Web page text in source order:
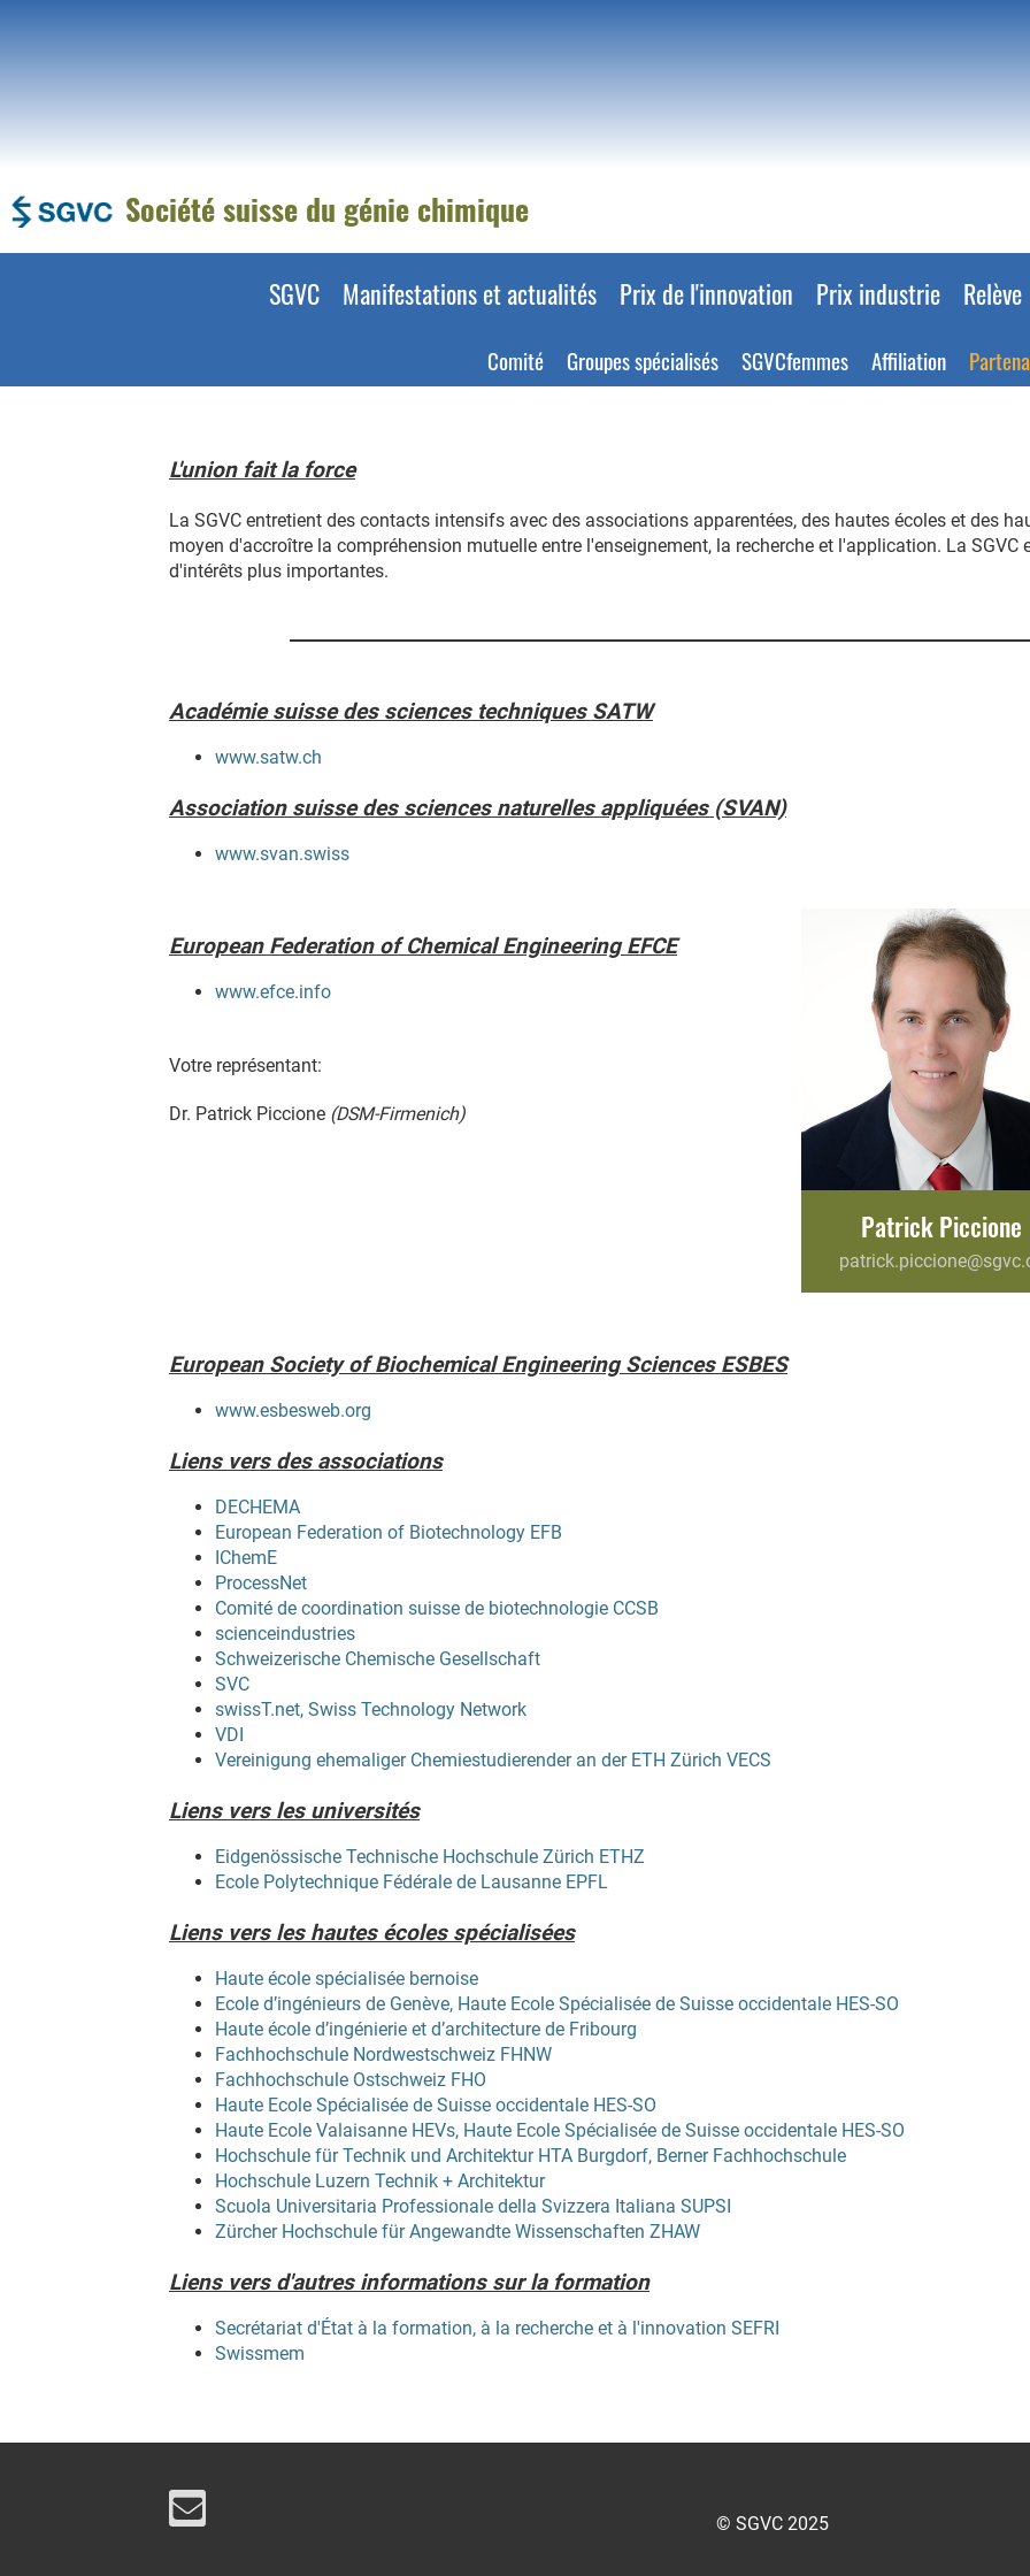
Société suisse du génie chimique
SGVC Manifestations et actualités Prix de l'innovation Prix industrie Relève
Comité Groupes spécialisés SGVCfemmes Affiliation
L'union fait la force
La SGVC entretient des contacts intensifs avec des associations apparentées, des hautes écoles et des
moyen d'accroître la compréhension mutuelle entre l'enseignement, la recherche et l'application. La
d'intérêts plus importantes.
Académie suisse des sciences techniques SATW
www.satw.ch
Association suisse des sciences naturelles appliquées (SVAN)
www.svan.swiss
European Federation of Chemical Engineering EFCE
www.efce.info
Votre représentant:
Dr. Patrick Piccione (DSM-Firmenich)
Patrick Piccione
European Society of Biochemical Engineering Sciences ESBES
www.esbesweb.org
Liens vers des associations
DECHEMA
European Federation of Biotechnology EFB
IChemE
ProcessNet
Comité de coordination suisse de biotechnologie CCSB
scienceindustries
Schweizerische Chemische Gesellschaft
SVC
swissT.net, Swiss Technology Network
VDI
Vereinigung ehemaliger Chemiestudierender an der ETH Zürich VECS
Liens vers les universités
Eidgenössische Technische Hochschule Zürich ETHZ
Ecole Polytechnique Fédérale de Lausanne EPFL
Liens vers les hautes écoles spécialisées
Haute école spécialisée bernoise
Ecole d’ingénieurs de Genève, Haute Ecole Spécialisée de Suisse occidentale HES-SO
Haute école d’ingénierie et d’architecture de Fribourg
Fachhochschule Nordwestschweiz FHNW
Fachhochschule Ostschweiz FHO
Haute Ecole Spécialisée de Suisse occidentale HES-SO
Haute Ecole Valaisanne HEVs, Haute Ecole Spécialisée de Suisse occidentale HES-SO
Hochschule für Technik und Architektur HTA Burgdorf, Berner Fachhochschule
Hochschule Luzern Technik + Architektur
Scuola Universitaria Professionale della Svizzera Italiana SUPSI
Zürcher Hochschule für Angewandte Wissenschaften ZHAW
Liens vers d'autres informations sur la formation
Secrétariat d'État à la formation, à la recherche et à l'innovation SEFRI
Swissmem
© SGVC 2025